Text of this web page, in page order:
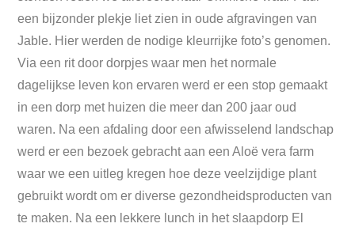
een bijzonder plekje liet zien in oude afgravingen van
Jable. Hier werden de nodige kleurrijke foto’s genomen.
Via een rit door dorpjes waar men het normale
dagelijkse leven kon ervaren werd er een stop gemaakt
in een dorp met huizen die meer dan 200 jaar oud
waren. Na een afdaling door een afwisselend landschap
werd er een bezoek gebracht aan een Aloë vera farm
waar we een uitleg kregen hoe deze veelzijdige plant
gebruikt wordt om er diverse gezondheidsproducten van
te maken. Na een lekkere lunch in het slaapdorp El